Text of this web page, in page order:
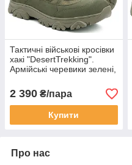
Тактичні військові кросівки
хакі "DesertTrekking".
Армійські черевики зелені,
original
2 390 ₴/пара
Купити
Про нас